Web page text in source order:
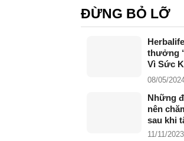
ĐỪNG BỎ LỠ
thưởng
Vì Sức
năm
08/05/
Những
nên
sau khi
11/11/